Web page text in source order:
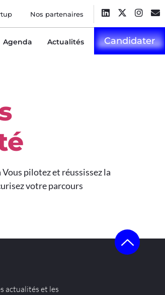
Nos partenaires
Agenda Actualités Candidater
pilotez et réussissez la
votre parcours
actualités et les